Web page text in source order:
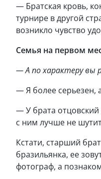
— Братская кровь,
турнире в другой
возникло чувство
Семья на первом
— А по характеру вы
— Я более серьезен,
— У брата отцовский
с ним лучше не
Кстати, старший
бразильянка, ее
фотограф, а